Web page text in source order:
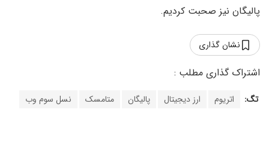
پالیگان نیز صحبت کردیم.
نشان گذاری
تگ: اتریوم ارز دیجیتال پالیگان متامسک نسل سوم وب